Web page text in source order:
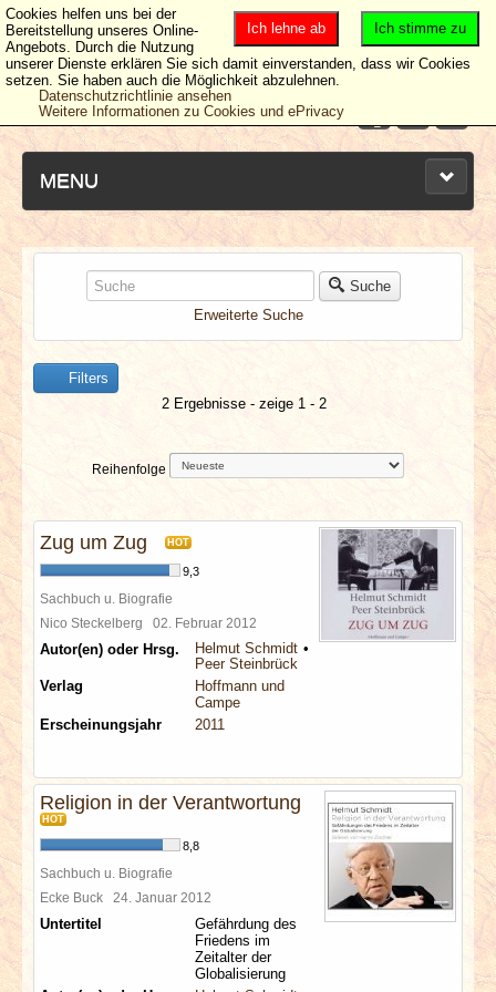
MENU
NEUESTE ARTIKEL
NEWS & DATES
BERICHTE
VERLOSUNGEN
SPECIALS
REDAKTION
LINKS
Suche
Erweiterte Suche
Filters
2 Ergebnisse - zeige 1 - 2
Reihenfolge
Zug um Zug HOT
9,3
Sachbuch u. Biografie
Nico Steckelberg 02. Februar 2012
Autor(en) oder Hrsg.
Helmut Schmidt
Peer Steinbrück
Verlag
Hoffmann und
Campe
Erscheinungsjahr
2011
Religion in der Verantwortung
HOT
8,8
Sachbuch u. Biografie
Ecke Buck 24. Januar 2012
Untertitel
Gefährdung des
Friedens im
Zeitalter der
Globalisierung
Ich stimme zu
Ich lehne ab
Cookies helfen uns bei der
Bereitstellung unseres Online-
Angebots. Durch die Nutzung
unserer Dienste erklären Sie sich damit einverstanden, dass wir Cookies
setzen. Sie haben auch die Möglichkeit abzulehnen.
Datenschutzrichtlinie ansehen
Weitere Informationen zu Cookies und ePrivacy